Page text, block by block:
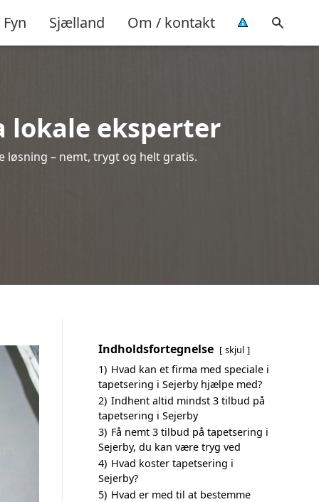
Fyn Sjælland Om / kontakt
lokale eksperter
løsning – nemt, trygt og helt gratis.
Indholdsfortegnelse skjul
1) Hvad kan et firma med speciale i
tapetsering i Sejerby hjælpe med?
2) Indhent altid mindst 3 tilbud på
tapetsering i Sejerby
3) Få nemt 3 tilbud på tapetsering i
Sejerby, du kan være tryg ved
4) Hvad koster tapetsering i
Sejerby?
5) Hvad er med til at bestemme